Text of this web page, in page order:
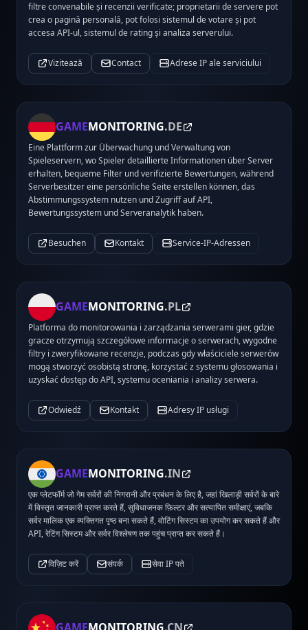
filtre convenabile și recenzii verificate; proprietarii de servere pot
crea o pagină personală, pot folosi sistemul de votare și pot
accesa API-ul, sistemul de rating și analiza serverului.
Vizitează Contact Adrese IP ale serviciului
GAMEMONITORING.DE
Eine Plattform zur Überwachung und Verwaltung von
Spieleservern, wo Spieler detaillierte Informationen über Server
erhalten, bequeme Filter und verifizierte Bewertungen, während
Serverbesitzer eine persönliche Seite erstellen können, das
Abstimmungssystem nutzen und Zugriff auf API,
Bewertungssystem und Serveranalytik haben.
Besuchen Kontakt Service-IP-Adressen
GAMEMONITORING.PL
Platforma do monitorowania i zarządzania serwerami gier, gdzie
gracze otrzymują szczegółowe informacje o serwerach, wygodne
filtry i zweryfikowane recenzje, podczas gdy właściciele serwerów
mogą stworzyć osobistą stronę, korzystać z systemu głosowania i
uzyskać dostęp do API, systemu oceniania i analizy serwera.
Odwiedź Kontakt Adresy IP usługi
GAMEMONITORING.IN
एक प्लेटफॉर्म जो गेम सर्वरों की निगरानी और प्रबंधन के लिए है, जहां खिलाड़ी सर्वरों के बारे
में विस्तृत जानकारी प्राप्त करते हैं, सुविधाजनक फ़िल्टर और सत्यापित समीक्षाएं, जबकि
सर्वर मालिक एक व्यक्तिगत पृष्ठ बना सकते हैं, वोटिंग सिस्टम का उपयोग कर सकते हैं और
API, रेटिंग सिस्टम और सर्वर विश्लेषण तक पहुंच प्राप्त कर सकते हैं।
विज़िट करें संपर्क सेवा IP पते